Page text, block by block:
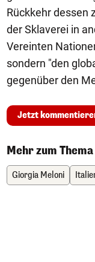
Rückkehr dessen
der Sklaverei in
Vereinten
sondern "den
gegenüber den
Jetzt
Mehr zum Thema
Giorgia Meloni